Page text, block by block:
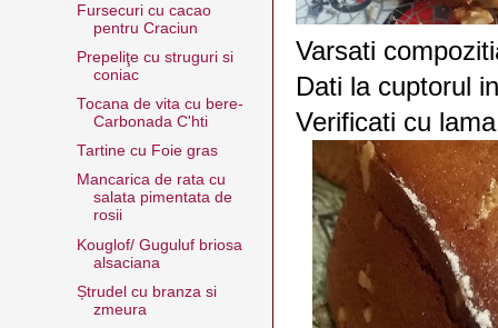
Varsati
Dati la cuptorul
Verificati cu
Fursecuri cu cacao
pentru Craciun
Prepeliţe cu struguri si
coniac
Tocana de vita cu bere-
Carbonada C'hti
Tartine cu Foie gras
Mancarica de rata cu
salata pimentata de
rosii
Kouglof/ Guguluf briosa
alsaciana
Ștrudel cu branza si
zmeura